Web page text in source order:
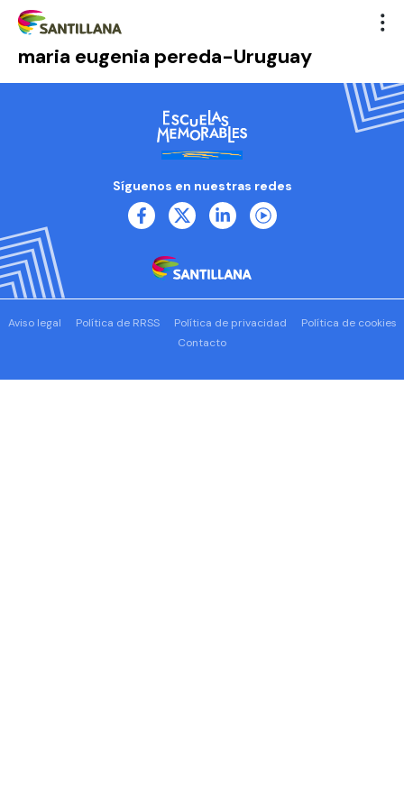
maria eugenia pereda-Uruguay
Síguenos en nuestras redes
Aviso legal Política de RRSS Política de privacidad
Política de cookies
Contacto